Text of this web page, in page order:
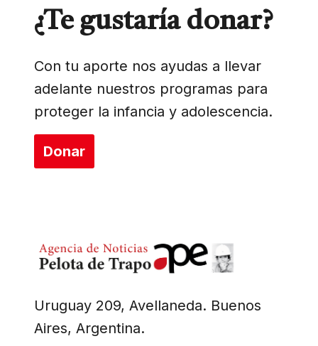
Uruguay 209, Avellaneda. Buenos
Aires, Argentina.
¿Te gustaría donar?
Con tu aporte nos ayudas a llevar
adelante nuestros programas para
proteger la infancia y adolescencia.
Donar